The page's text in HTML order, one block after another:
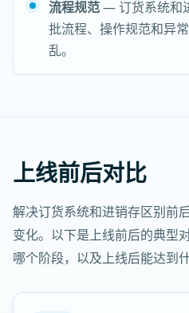
流程规范— 订货系统和
批流程、操作规范和异
乱。
上线前后对比
解决订货系统和进销存区别前
变化。以下是上线前后的典型
哪个阶段，以及上线后能达到